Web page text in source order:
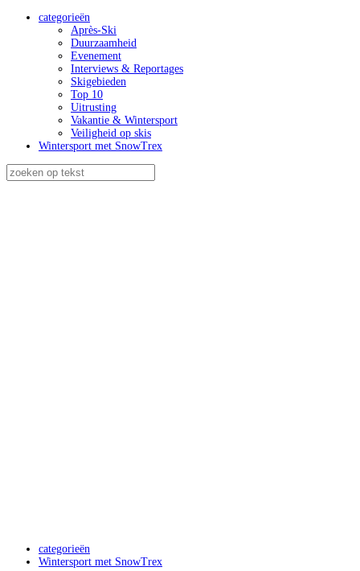
categorieën
Après-Ski
Duurzaamheid
Evenement
Interviews & Reportages
Skigebieden
Top 10
Uitrusting
Vakantie & Wintersport
Veiligheid op skis
Wintersport met SnowTrex
categorieën
Wintersport met SnowTrex